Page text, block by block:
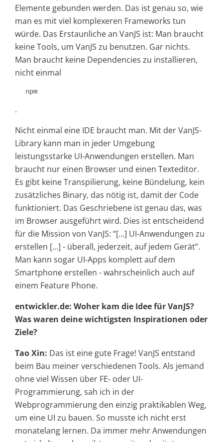
Elemente gebunden werden. Das ist genau so, wie
man es mit viel komplexeren Frameworks tun
würde. Das Erstaunliche an VanJS ist: Man braucht
keine Tools, um VanJS zu benutzen. Gar nichts.
Man braucht keine Dependencies zu installieren,
nicht einmal
npm
.
Nicht einmal eine IDE braucht man. Mit der VanJS-
Library kann man in jeder Umgebung
leistungsstarke UI-Anwendungen erstellen. Man
braucht nur einen Browser und einen Texteditor.
Es gibt keine Transpilierung, keine Bündelung, kein
zusätzliches Binary, das nötig ist, damit der Code
funktioniert. Das Geschriebene ist genau das, was
im Browser ausgeführt wird. Dies ist entscheidend
für die Mission von VanJS: “[...] UI-Anwendungen zu
erstellen [...] - überall, jederzeit, auf jedem Gerät”.
Man kann sogar UI-Apps komplett auf dem
Smartphone erstellen - wahrscheinlich auch auf
einem Feature Phone.
entwickler.de: Woher kam die Idee für VanJS?
Was waren deine wichtigsten Inspirationen oder
Ziele?
Tao Xin: Das ist eine gute Frage! VanJS entstand
beim Bau meiner verschiedenen Tools. Als jemand
ohne viel Wissen über FE- oder UI-
Programmierung, sah ich in der
Webprogrammierung den einzig praktikablen Weg,
um eine UI zu bauen. So musste ich nicht erst
monatelang lernen. Da immer mehr Anwendungen